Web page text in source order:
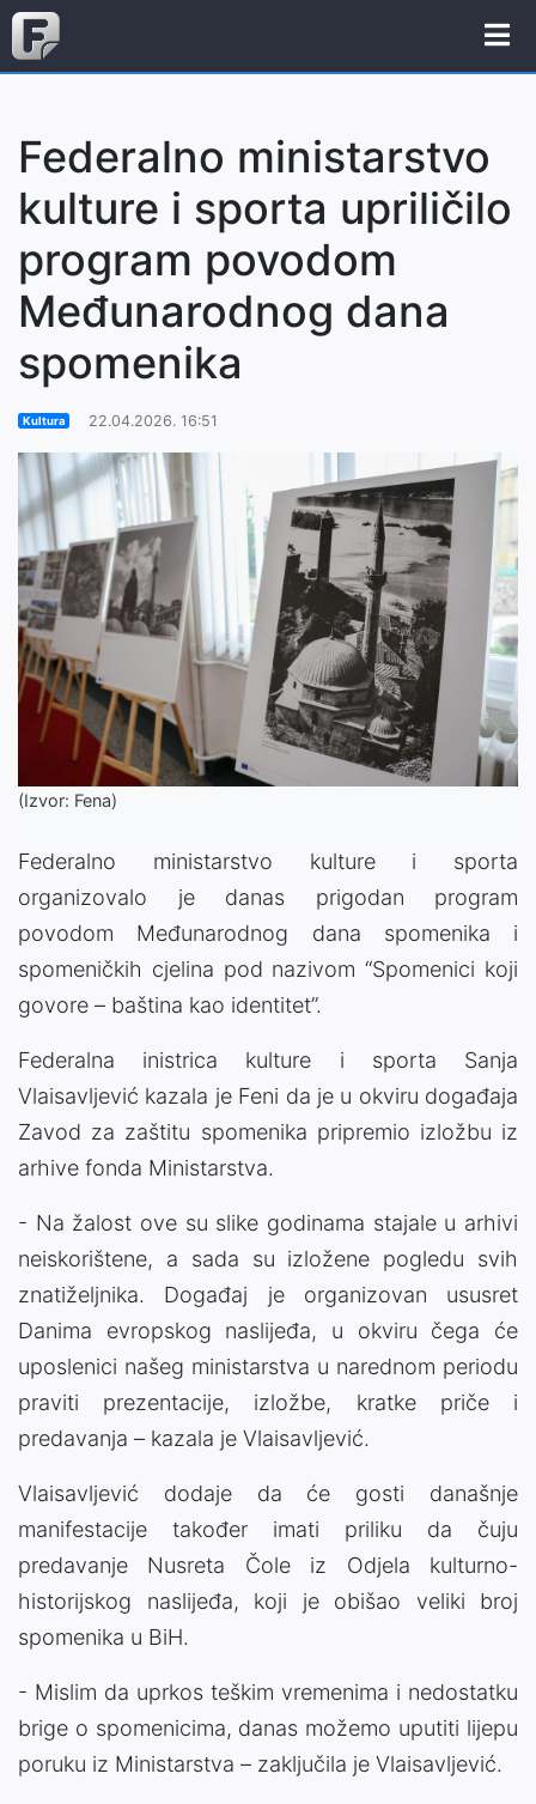
Federalno ministarstvo
kulture i sporta upriličilo
program povodom
Međunarodnog dana
spomenika
Kultura 22.04.2026. 16:51
(Izvor: Fena)
Federalno ministarstvo kulture i sporta
organizovalo je danas prigodan program
povodom Međunarodnog dana spomenika i
spomeničkih cjelina pod nazivom “Spomenici koji
govore – baština kao identitet”.
Federalna inistrica kulture i sporta Sanja
Vlaisavljević kazala je Feni da je u okviru događaja
Zavod za zaštitu spomenika pripremio izložbu iz
arhive fonda Ministarstva.
- Na žalost ove su slike godinama stajale u arhivi
neiskorištene, a sada su izložene pogledu svih
znatiželjnika. Događaj je organizovan ususret
Danima evropskog naslijeđa, u okviru čega će
uposlenici našeg ministarstva u narednom periodu
praviti prezentacije, izložbe, kratke priče i
predavanja – kazala je Vlaisavljević.
Vlaisavljević dodaje da će gosti današnje
manifestacije također imati priliku da čuju
predavanje Nusreta Čole iz Odjela kulturno-
historijskog naslijeđa, koji je obišao veliki broj
spomenika u BiH.
- Mislim da uprkos teškim vremenima i nedostatku
brige o spomenicima, danas možemo uputiti lijepu
poruku iz Ministarstva – zaključila je Vlaisavljević.